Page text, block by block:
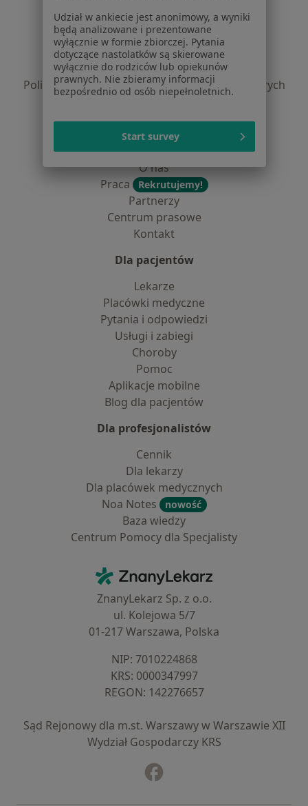
Regulamin
Polityka prywatności pacjentów
Polityka prywatności profesjonalistów
Polityka prywatności dla profesjonalistów, których
dane pozyskaliśmy samodzielnie
Polityka cookies
Jak działają wyniki wyszukiwania
Dostępność
O nas
Praca
Rekrutujemy!
Partnerzy
Centrum prasowe
Kontakt
Dla pacjentów
Lekarze
Placówki medyczne
Pytania i odpowiedzi
Usługi i zabiegi
Choroby
Pomoc
Aplikacje mobilne
Blog dla pacjentów
Dla profesjonalistów
Cennik
Dla lekarzy
Dla placówek medycznych
Noa Notes
nowość
Baza wiedzy
Centrum Pomocy dla Specjalisty
ZnanyLekarz - Strona główna
ZnanyLekarz Sp. z o.o.
ul. Kolejowa 5/7
01-217 Warszawa, Polska
NIP: ⁠7010224868
KRS: ⁠0000347997
REGON: ⁠142276657
Sąd Rejonowy dla m.st. Warszawy w Warszawie XII
Wydział Gospodarczy KRS
Udział w ankiecie jest anonimowy, a wyniki
będą analizowane i prezentowane
wyłącznie w formie zbiorczej. Pytania
dotyczące nastolatków są skierowane
wyłącznie do rodziców lub opiekunów
prawnych. Nie zbieramy informacji
bezpośrednio od osób niepełnoletnich.
Start survey